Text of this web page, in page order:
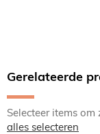
Gerelateerde
Selecteer items
alles selecteren